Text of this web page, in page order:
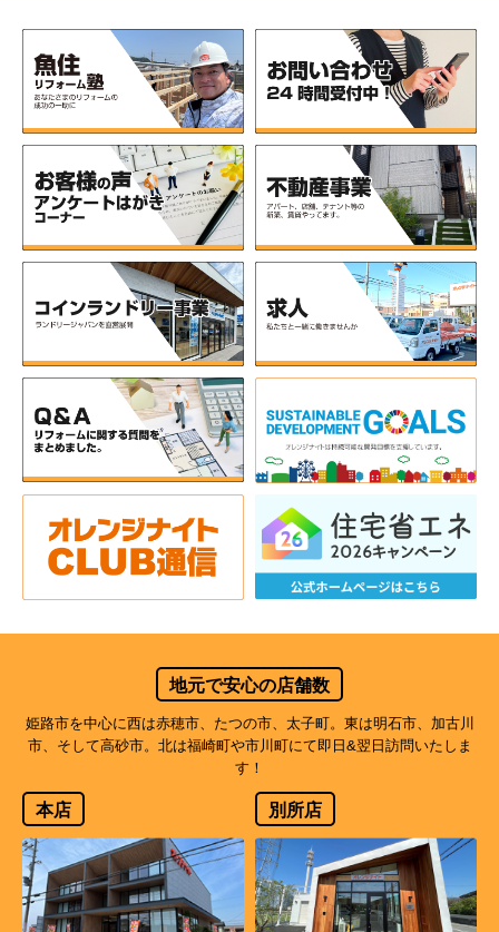
地元で安心の店舗数
姫路市を中心に西は赤穂市、たつの市、太子町。東は明石市、加古川
市、そして高砂市。北は福崎町や市川町にて即日&翌日訪問いたしま
す！
本店 別所店